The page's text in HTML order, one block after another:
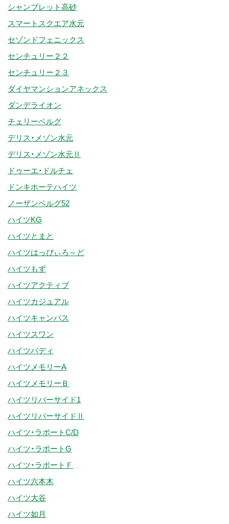
シャンブレット高砂
スマートスクエア水元
セゾンドフェニックス
センチュリー２２
センチュリー２３
ダイヤマンションアネックス
ダンデライオン
チェリーベルグ
デリス・メゾン水元
デリス・メゾン水元Ⅱ
ドゥーエ・ドルチェ
ドンキホーテハイツ
ノーザンベルグ52
ハイツKG
ハイツとまと
ハイツはっぴぃろ～ど
ハイツもず
ハイツアクティブ
ハイツカジュアル
ハイツキャンパス
ハイツスワン
ハイツバディ
ハイツメモリーA
ハイツメモリーＢ
ハイツリバーサイド1
ハイツリバーサイドⅡ
ハイツ・ラポートC/D
ハイツ・ラポートG
ハイツ・ラポートＦ
ハイツ六本木
ハイツ大谷
ハイツ如月